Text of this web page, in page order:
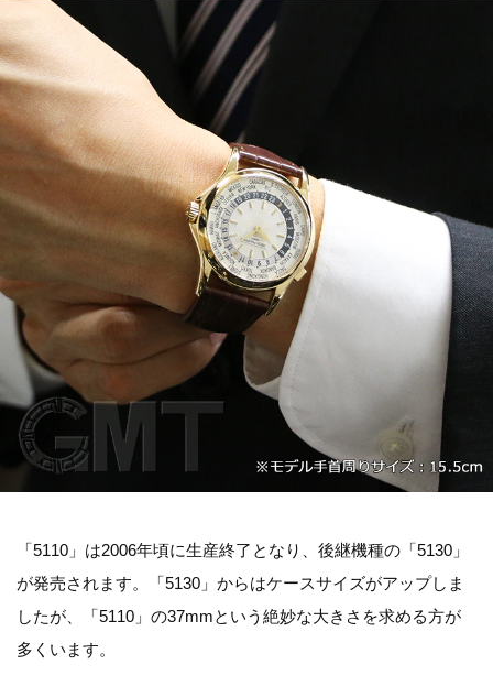
「5110」は2006年頃に生産終了となり、後継機種の「5130」
が発売されます。「5130」からはケースサイズがアップしま
したが、「5110」の37mmという絶妙な大きさを求める方が
多くいます。